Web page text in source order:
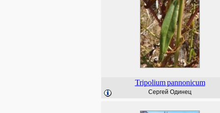
Tripolium pannonicum
Сергей Одинец